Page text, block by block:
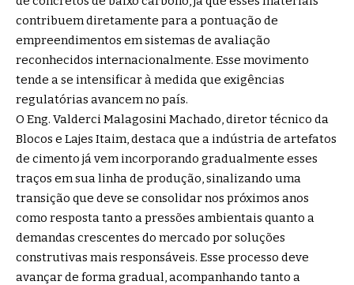
contribuem diretamente para a pontuação de
empreendimentos em sistemas de avaliação
reconhecidos internacionalmente. Esse movimento
tende a se intensificar à medida que exigências
regulatórias avancem no país.
O Eng. Valderci Malagosini Machado, diretor técnico da
Blocos e Lajes Itaim,destaca que a indústria de artefatos
de cimento já vem incorporando gradualmente esses
traços em sua linha de produção, sinalizando uma
transição que deve se consolidar nos próximos anos
como resposta tanto a pressões ambientais quanto a
demandas crescentes do mercado por soluções
construtivas mais responsáveis. Esse processo deve
avançar de forma gradual, acompanhando tanto a